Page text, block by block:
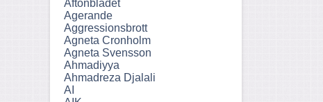
Aftonbladet
Agerande
Aggressionsbrott
Agneta Cronholm
Agneta Svensson
Ahmadiyya
Ahmadreza Djalali
AI